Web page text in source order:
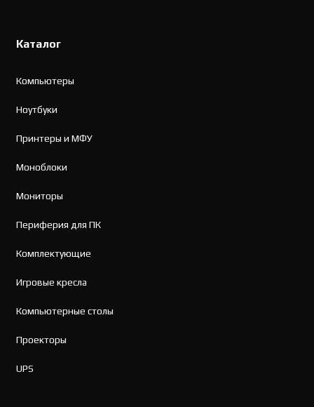
Каталог
Компьютеры
Ноутбуки
Принтеры и МФУ
Моноблоки
Мониторы
Периферия для ПК
Комплектующие
Игровые кресла
Компьютерные столы
Проекторы
UPS